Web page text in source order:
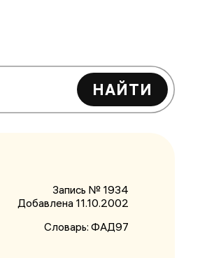
НАЙТИ
Запись № 1934
Добавлена 11.10.2002
Словарь: ФАД97